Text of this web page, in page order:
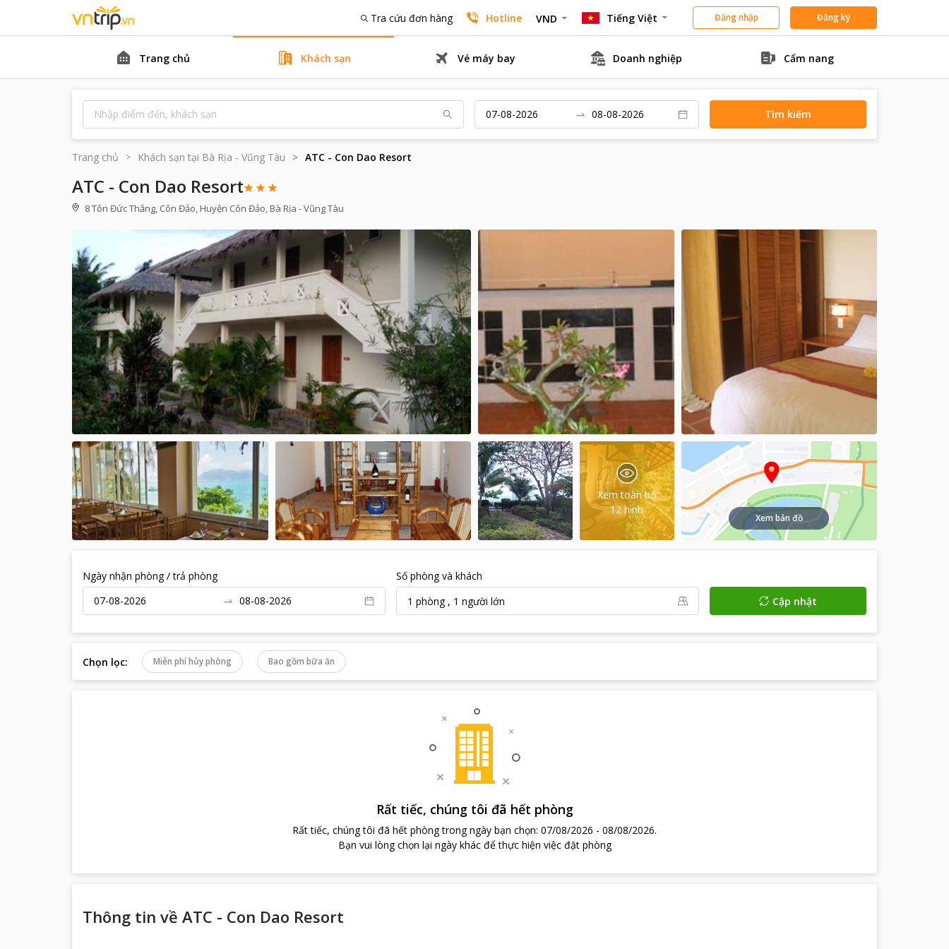
Tra cứu đơn hàng Hotline VND Tiếng Việt Đăng nhập Đăng ký
Trang chủ Khách sạn Vé máy bay Doanh nghiệp Cẩm nang
Tìm kiếm
Trang chủ Khách sạn tại Bà Rịa - Vũng Tàu ATC - Con Dao Resort
ATC - Con Dao Resort
8 Tôn Đức Thắng, Côn Đảo, Huyện Côn Đảo, Bà Rịa - Vũng Tàu
Xem toàn bộ
12 hình
Xem bản đồ
Ngày nhận phòng / trả phòng
Số phòng và khách
1 phòng, 1 người lớn Cập nhật
Chọn lọc: Miễn phí hủy phòng Bao gồm bữa ăn
Rất tiếc, chúng tôi đã hết phòng
Rất tiếc, chúng tôi đã hết phòng trong ngày bạn chọn: 07/08/2026 - 08/08/2026.
Bạn vui lòng chọn lại ngày khác để thực hiện việc đặt phòng
Thông tin về ATC - Con Dao Resort